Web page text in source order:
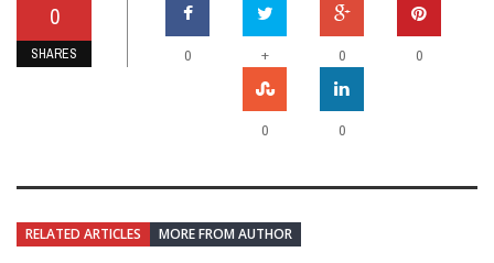
0
SHARES 0 + 0 0
0 0
RELATED ARTICLES MORE FROM AUTHOR